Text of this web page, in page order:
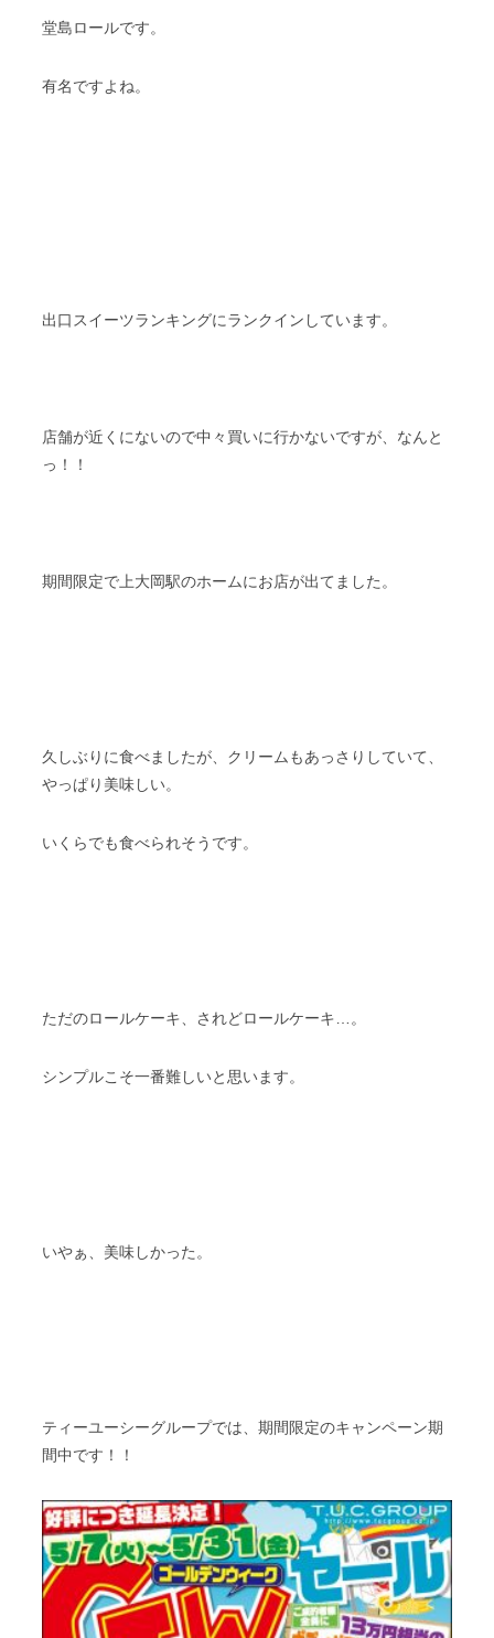
堂島ロールです。
有名ですよね。
出口スイーツランキングにランクインしています。
店舗が近くにないので中々買いに行かないですが、なんと
っ！！
期間限定で上大岡駅のホームにお店が出てました。
久しぶりに食べましたが、クリームもあっさりしていて、
やっぱり美味しい。
いくらでも食べられそうです。
ただのロールケーキ、されどロールケーキ…。
シンプルこそ一番難しいと思います。
いやぁ、美味しかった。
ティーユーシーグループでは、期間限定のキャンペーン期
間中です！！